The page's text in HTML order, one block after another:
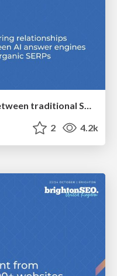
Exploring the relationship between traditional SERPs and Gen AI search
2 4.2k